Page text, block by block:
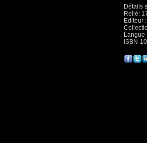
Détails
Relié:
Editeur
Langue
ISBN-